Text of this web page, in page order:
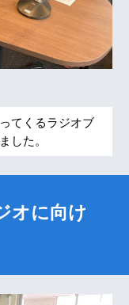
てくるラジオブ
した。
オに向け